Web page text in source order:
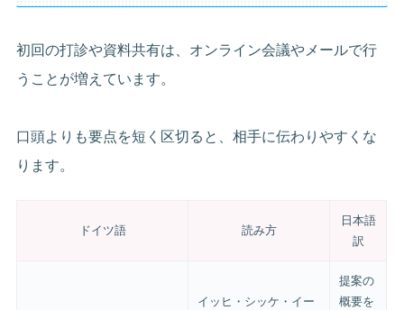
初回の打診や資料共有は、オンライン会議やメールで行
うことが増えています。
口頭よりも要点を短く区切ると、相手に伝わりやすくな
ります。
ドイツ語 読み方
日本語
訳
イッヒ・シッケ・イー
提案の
概要を